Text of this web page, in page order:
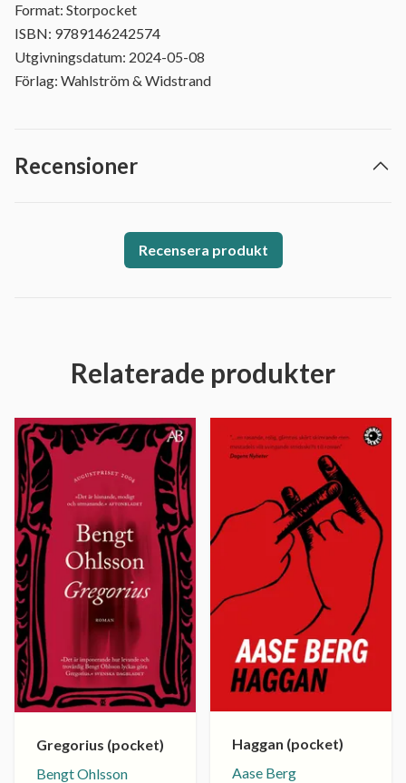
Format: Storpocket
ISBN: 9789146242574
Utgivningsdatum: 2024-05-08
Förlag: Wahlström & Widstrand
Recensioner
Recensera produkt
Relaterade produkter
Gregorius (pocket)
Bengt Ohlsson
Haggan (pocket)
Aase Berg